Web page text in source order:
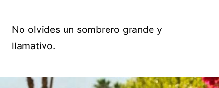
No olvides un sombrero grande y
llamativo.